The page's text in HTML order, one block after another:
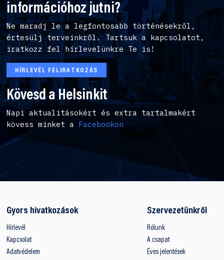
információhoz jutni?
Ne maradj le a legfontosabb történésekről,
értesülj terveinkről. Tartsuk a kapcsolatot,
iratkozz fel hírlevelünkre Te is!
HÍRLEVÉL FELIRATKOZÁS
Kövesd a Helsinkit
Napi aktualitásokért és extra tartalmakért
kövess minket a Facebookon
Gyors hivatkozások
Hírlevél
Kapcsolat
Adatvédelem
Szervezetünkről
Rólunk
A csapat
Éves jelentések